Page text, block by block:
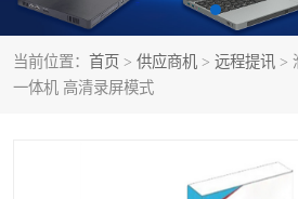
当前位置： 首页 > 供应商机 > 远程提讯 >
一体机 高清录屏模式
远程提讯 语